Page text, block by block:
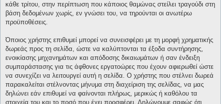
κάθε τρίτου, στην περίπτωση που κάποιος θαμώνας στείλει τραγούδι στη
βάση δεδομένων χωρίς, εν γνώσει του, να τηρούνται οι ανωτέρω
προϋποθέσεις.
Όποιος χρήστης επιθυμεί μπορεί να συνεισφέρει με τη μορφή χρηματικής
δωρεάς προς τη σελίδα, ώστε να καλύπτονται τα έξοδα συντήρησης,
ενοικίασης μηχανημάτων και απόδοσης δικαιωμάτων ή σαν ένδειξη
συμπαράστασης για τις άφθονες εργατοώρες που έχουν αφιερωθεί ώστε
να συνεχίζει να λειτουργεί αυτή η σελίδα. Ο χρήστης που στέλνει δωρεά
παρακαλείται στέλνοντας μήνυμα στη διαχείριση της σελίδας, να μας
δηλώνει εάν επιθυμεί να φαίνονται πλήρως, μερικώς ή καθόλου τα
στοιχεία του και το ποσό που έχει προσφέρει. Δηλώνουμε σαφώς ότι